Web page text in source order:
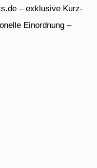
– exklusive Kurz-
Einordnung –